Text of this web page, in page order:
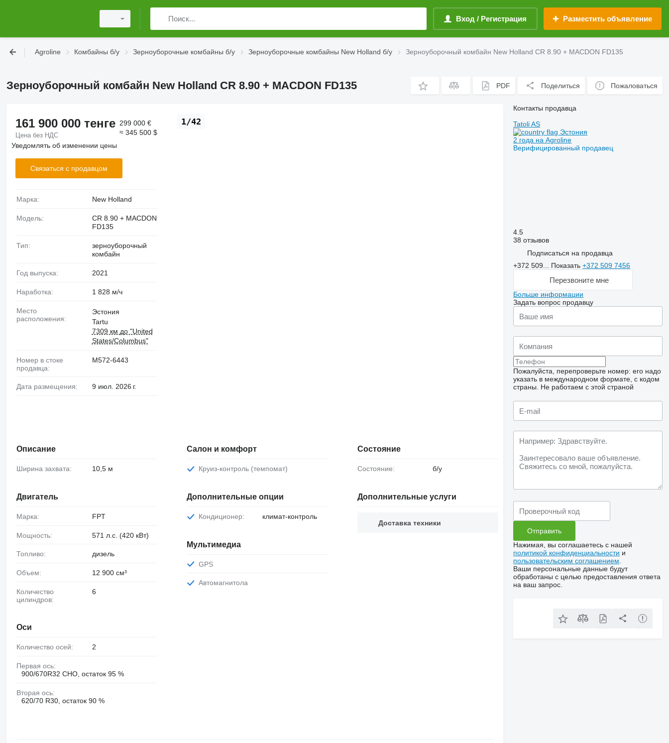
Вход / Регистрация Разместить объявление
Agroline Комбайны б/у Зерноуборочные комбайны б/у Зерноуборочные комбайны New Holland б/у Зерноуборочный комбайн New Holland CR 8.90 + MACDON FD135
Зерноуборочный комбайн New Holland CR 8.90 + MACDON FD135 PDF Поделиться Пожаловаться
1/42
161 900 000 тенге
Цена без НДС
299 000 €
≈ 345 500 $
Уведомлять об изменении цены
Связаться с продавцом
Марка: New Holland
Модель:
CR 8.90 + MACDON
FD135
Тип:
зерноуборочный
комбайн
Год выпуска: 2021
Наработка: 1 828 м/ч
Место
расположения:
Эстония
Tartu
7309 км до "United
States/Columbus"
Номер в стоке
продавца:
M572-6443
Дата размещения: 9 июл. 2026 г.
Описание
Ширина захвата: 10,5 м
Двигатель
Марка: FPT
Мощность: 571 л.с. (420 кВт)
Топливо: дизель
Объем: 12 900 см³
Количество
цилиндров:
6
Оси
Количество осей: 2
Первая ось:
900/670R32 CHO, остаток 95 %
Вторая ось:
620/70 R30, остаток 90 %
Салон и комфорт
Круиз-контроль (темпомат)
Дополнительные опции
Кондиционер: климат-контроль
Мультимедиа
GPS
Автомагнитола
Состояние
Состояние: б/у
Дополнительные услуги
Доставка техники
Контакты продавца
Tatoli AS
Эстония
2 года на Agroline
Верифицированный продавец
4.5
38 отзывов
Подписаться на продавца
+372 509... Показать+372 509 7456
Перезвоните мне
Больше информации
Задать вопрос продавцу
Пожалуйста, перепроверьте номер: его надо
указать в международном формате, с кодом
страны.
Не работаем с этой страной
Нажимая, вы соглашаетесь с нашей
политикой конфиденциальности и
пользовательским соглашением
Ваши персональные данные будут
обработаны с целью предоставления ответа
на ваш запрос.